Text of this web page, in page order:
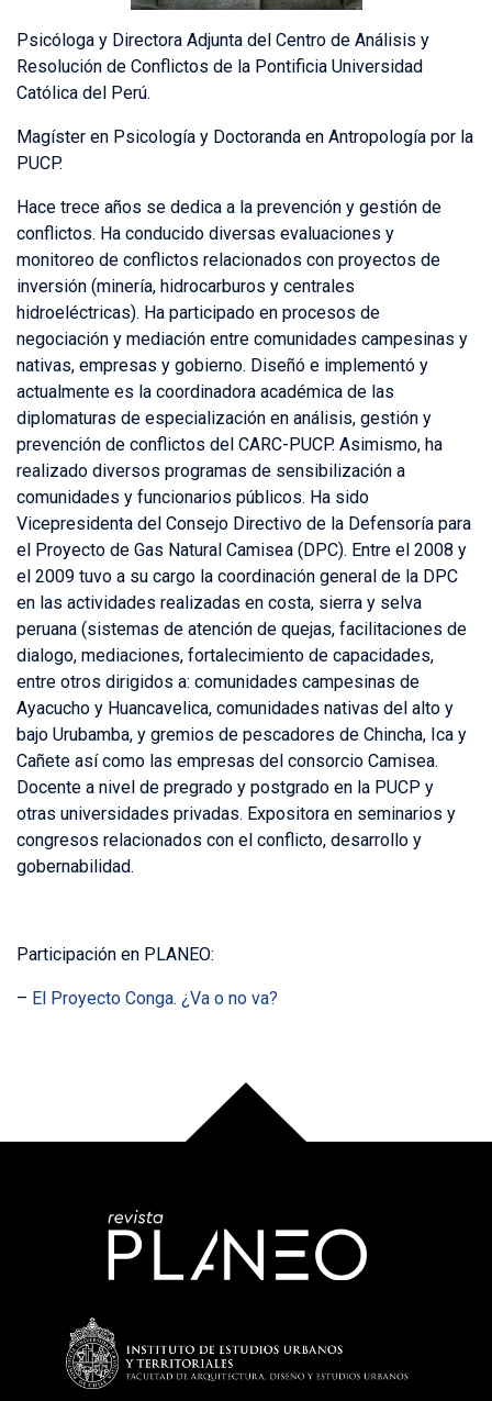
Psicóloga y Directora Adjunta del Centro de Análisis y
Resolución de Conflictos de la Pontificia Universidad
Católica del Perú.
Magíster en Psicología y Doctoranda en Antropología por la
PUCP.
Hace trece años se dedica a la prevención y gestión de
conflictos. Ha conducido diversas evaluaciones y
monitoreo de conflictos relacionados con proyectos de
inversión (minería, hidrocarburos y centrales
hidroeléctricas). Ha participado en procesos de
negociación y mediación entre comunidades campesinas y
nativas, empresas y gobierno. Diseñó e implementó y
actualmente es la coordinadora académica de las
diplomaturas de especialización en análisis, gestión y
prevención de conflictos del CARC-PUCP. Asimismo, ha
realizado diversos programas de sensibilización a
comunidades y funcionarios públicos. Ha sido
Vicepresidenta del Consejo Directivo de la Defensoría para
el Proyecto de Gas Natural Camisea (DPC). Entre el 2008 y
el 2009 tuvo a su cargo la coordinación general de la DPC
en las actividades realizadas en costa, sierra y selva
peruana (sistemas de atención de quejas, facilitaciones de
dialogo, mediaciones, fortalecimiento de capacidades,
entre otros dirigidos a: comunidades campesinas de
Ayacucho y Huancavelica, comunidades nativas del alto y
bajo Urubamba, y gremios de pescadores de Chincha, Ica y
Cañete así como las empresas del consorcio Camisea.
Docente a nivel de pregrado y postgrado en la PUCP y
otras universidades privadas. Expositora en seminarios y
congresos relacionados con el conflicto, desarrollo y
gobernabilidad.
Participación en PLANEO:
– El Proyecto Conga. ¿Va o no va?